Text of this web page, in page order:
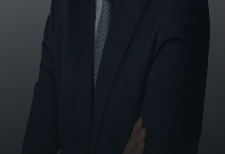
Direito do Trabalho do Instituto dos
Advogados de São Paulo (2010 a 2012).
Membro do Conselho Superior de Relações
de Trabalho da FIESP e do Grupo de Altos
Estudos do Trabalho (GAET) criado em 2019
pelo Ministério da Economia. Coordenador do
Núcleo de Assuntos Legislativos da
Comissão da Advocacia Trabalhista da